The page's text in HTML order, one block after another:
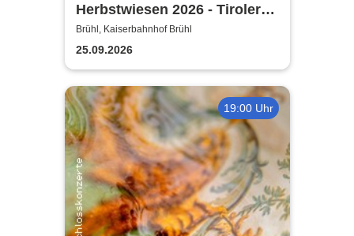
Herbstwiesen 2026 - Tiroler
Partymander live |
Kaiserbahnhof Brühl
Brühl, Kaiserbahnhof Brühl
25.09.2026
19:00 Uhr